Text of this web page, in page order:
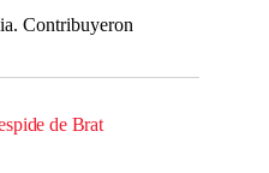
Contribuyeron
de Brat